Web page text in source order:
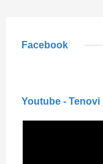
Facebook
Youtube - Tenovi